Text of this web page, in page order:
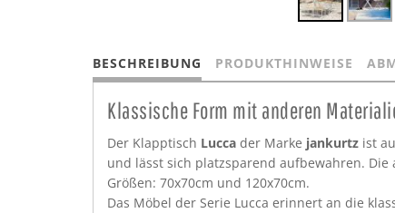
BESCHREIBUNG PRODUKTHINWEISE
Klassische Form mit anderen
Der Klapptisch Lucca der Marke jankurtz ist
und lässt sich platzsparend aufbewahren.
Größen: 70x70cm und 120x70cm.
Das Möbel der Serie Lucca erinnert an die